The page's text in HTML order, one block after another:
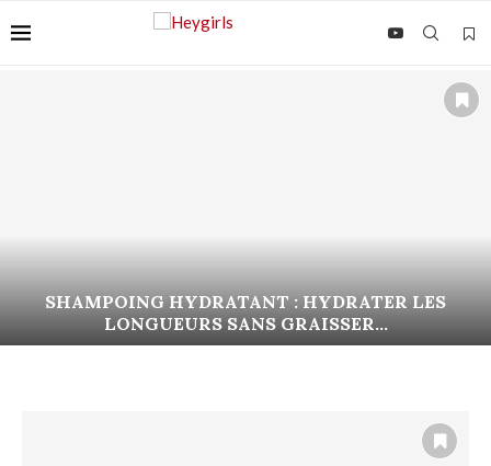
SHAMPOING HYDRATANT : HYDRATER LES
LONGUEURS SANS GRAISSER...